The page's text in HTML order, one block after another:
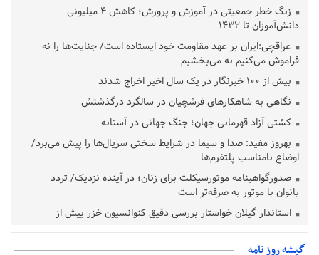
زنگ خطر جمعیتی در آموزش و پرورش؛ کاهش ۴ میلیونی
دانش‌آموزان تا ۱۴۳۲
عراقچی:ایران بر عهد مقاومت خود ایستاده است/ جنایت‌ها را نه
فراموش می‌کنیم نه می‌بخشیم
بیش از ۱۰۰ خبرنگار در یک سال اخیر اخراج شدند
نگاهی به شاهکارهای فرشچیان در سالگرد درگذشتش
کشتی آزاد قهرمانی جهان؛ جنگ جهانی در آستانه
بهروز مفید: صدا و سیما در شرایط سختی سریال‌ها را پیش می‌برد/
اوضاع نامناسب پلتفرم‌ها
صدورگواهینامه موتورسیکلت برای زنان؛ در آینده نزدیک/ تردد
بانوان با موتور به‌ صرفه‌تر است
استاندار گیلان خواستار بررسی دقیق کنوانسیون خزر پیش از
پزشکیان‌: بهترین زمان برای دستیابی به توافق شرایط کنونی است/از
گیشه روز نامه